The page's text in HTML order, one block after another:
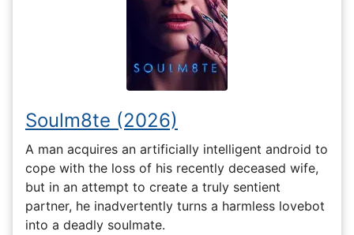
Soulm8te (2026)
A man acquires an artificially intelligent android to
cope with the loss of his recently deceased wife,
but in an attempt to create a truly sentient
partner, he inadvertently turns a harmless lovebot
into a deadly soulmate.